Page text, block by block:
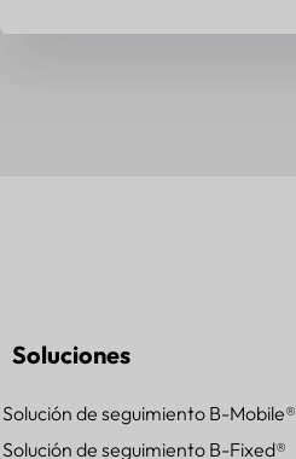
Soluciones
Solución de seguimiento B-Mobile®
Solución de seguimiento B-Fixed®